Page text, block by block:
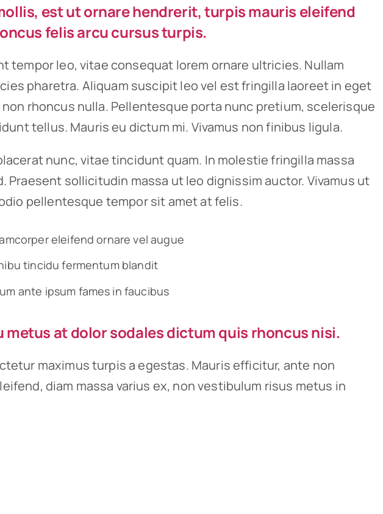
est ut ornare hendrerit, turpis mauris eleifend
felis arcu cursus turpis.
tempor leo, vitae consequat lorem ornare ultricies. Nullam
pharetra. Aliquam suscipit leo vel est fringilla laoreet in eget
non rhoncus nulla. Pellentesque porta nunc pretium, scelerisque
tellus. Mauris eu dictum mi. Vivamus non finibus ligula.
nunc, vitae tincidunt quam. In molestie fringilla massa
Praesent sollicitudin massa ut leo dignissim auctor. Vivamus ut
pellentesque tempor sit amet at felis.
eleifend ornare vel augue
tincidu fermentum blandit
ante ipsum fames in faucibus
metus at dolor sodales dictum quis rhoncus nisi.
maximus turpis a egestas. Mauris efficitur, ante non
diam massa varius ex, non vestibulum risus metus in